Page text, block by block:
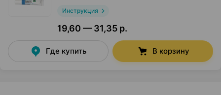
Инструкция
19,60 — 31,35 р.
Где купить В корзину